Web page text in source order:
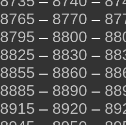
8765 – 8770 –
8795 – 8800 –
8825 – 8830 –
8855 – 8860 –
8885 – 8890 –
8915 – 8920 –